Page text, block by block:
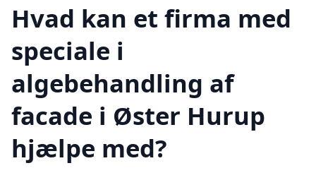
Hvad kan et firma med
speciale i
algebehandling af
facade i Øster Hurup
hjælpe med?